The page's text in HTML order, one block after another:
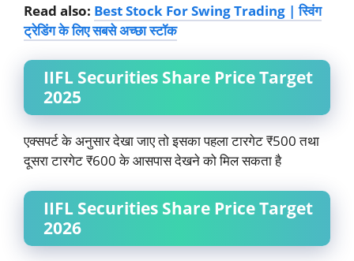
Read also: Best Stock For Swing Trading | स्विंग
ट्रेडिंग के लिए सबसे अच्छा स्टॉक
IIFL Securities Share Price Target
2025
एक्सपर्ट के अनुसार देखा जाए तो इसका पहला टारगेट ₹500 तथा
दूसरा टारगेट ₹600 के आसपास देखने को मिल सकता है
IIFL Securities Share Price Target
2026